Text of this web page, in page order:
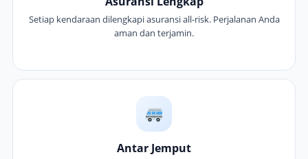
Setiap kendaraan dilengkapi asuransi all-risk. Perjalanan Anda
aman dan terjamin.
Antar Jemput